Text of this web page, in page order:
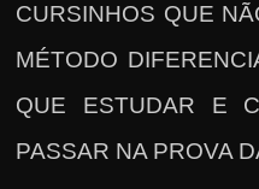
CURSINHOS QUE
MÉTODO
QUE ESTUDAR E
PASSAR NA PROVA